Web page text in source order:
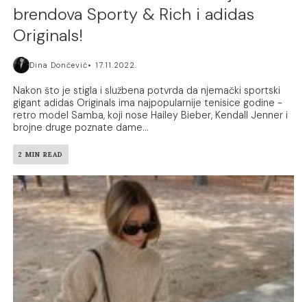
brendova Sporty & Rich i adidas
Originals!
Dina Dončević 17.11.2022.
Nakon što je stigla i službena potvrda da njemački sportski
gigant adidas Originals ima najpopularnije tenisice godine -
retro model Samba, koji nose Hailey Bieber, Kendall Jenner i
brojne druge poznate dame...
2 MIN READ